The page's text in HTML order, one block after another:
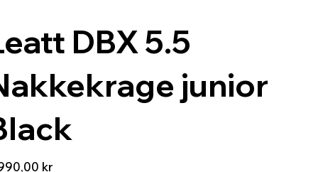
DBX 5.5
junior
kr